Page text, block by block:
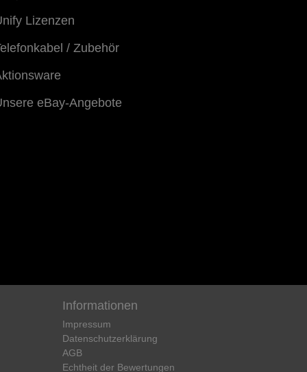
Lizenzen
/ Zubehör
eBay-Angebote
Informationen
Impressum
Daten­schutz­erklärung
AGB
Echtheit der Bewertungen